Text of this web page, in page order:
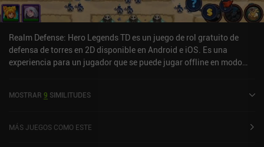
Realm Defense: Hero Legends TD es un juego de rol gratuito de
defensa de torres en 2D disponible en Android e iOS. Es una
experiencia para un jugador que se puede jugar offline en modo
Play y de 4,7 sobre 5,0 en la App Store de iOS.
MOSTRAR 9 SIMILITUDES
MÁS JUEGOS COMO ESTE